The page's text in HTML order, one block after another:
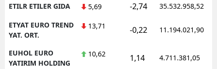
ETILR ETILER GIDA 5,69 -2,74 35.532.958,52
ETYAT EURO TREND
YAT. ORT.
13,71 -0,22 11.194.021,90
EUHOL EURO
YATIRIM HOLDING
10,62 1,14 4.711.381,05